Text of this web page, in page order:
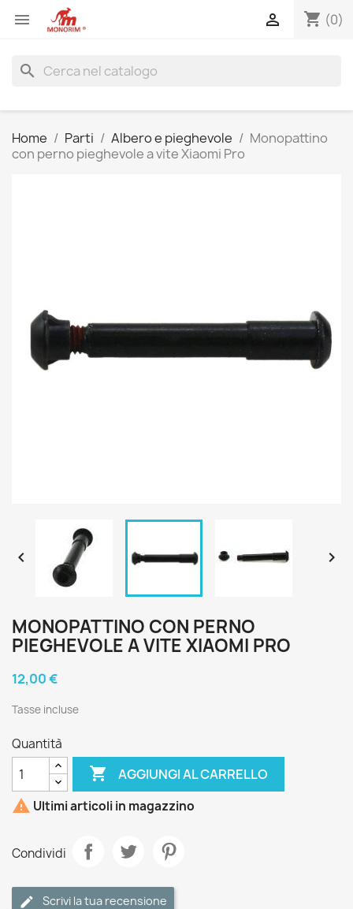
 shopping_cart (0)

search
Home Parti Albero e pieghevole
Monopattino
con perno pieghevole a vite Xiaomi Pro
 
MONOPATTINO CON PERNO
PIEGHEVOLE A VITE XIAOMI PRO
12,00 €
Tasse incluse
Quantità
 AGGIUNGI AL CARRELLO
 Ultimi articoli in magazzino
Condividi
Scrivi la tua recensione